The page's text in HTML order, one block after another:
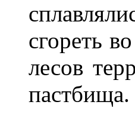
сгореть
лесов
пастбища.